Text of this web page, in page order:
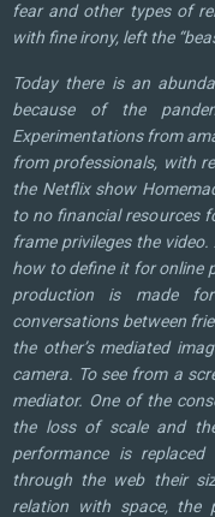
fear and other types of
with fine irony, left the
Today there is an
because of the
Experimentations from
from professionals, with
the Netflix show
to no financial resources
frame privileges the
how to define it for online
production is made
conversations between
the other’s mediated
camera. To see from a
mediator. One of the
the loss of scale and
performance is replaced
through the web their
relation with space, the